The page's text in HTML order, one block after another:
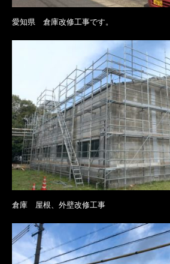
愛知県 倉庫改修工事です。
倉庫 屋根、外壁改修工事